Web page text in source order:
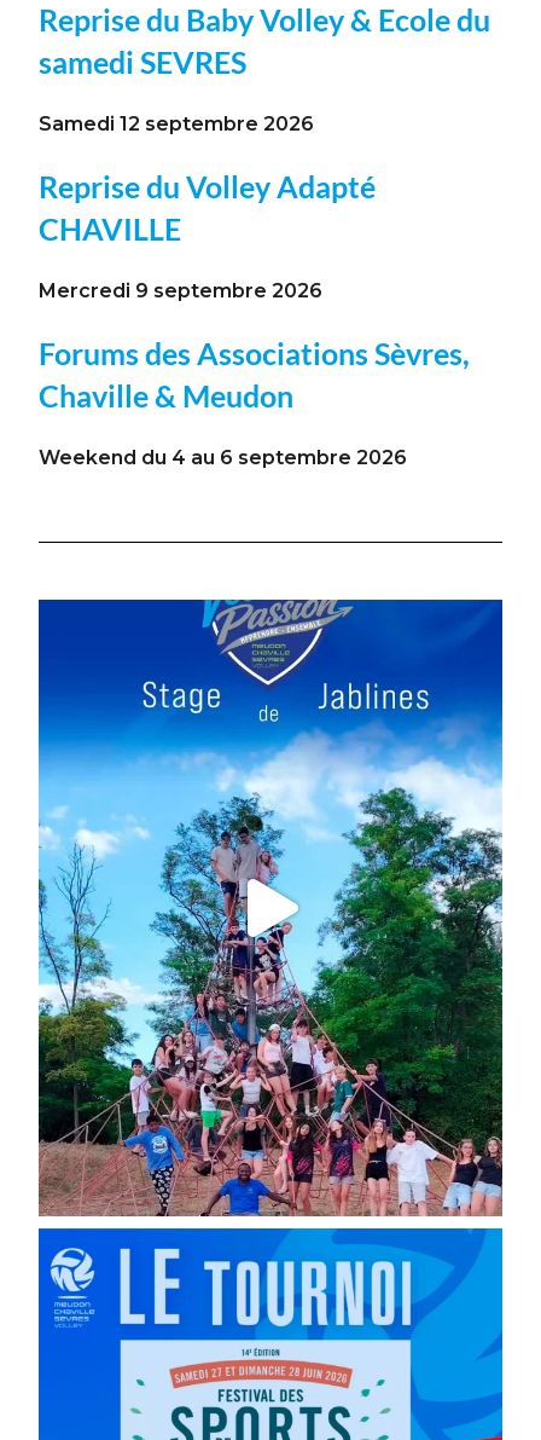
Reprise du Baby Volley & Ecole du
samedi SEVRES
Samedi 12 septembre 2026
Reprise du Volley Adapté
CHAVILLE
Mercredi 9 septembre 2026
Forums des Associations Sèvres,
Chaville & Meudon
Weekend du 4 au 6 septembre 2026